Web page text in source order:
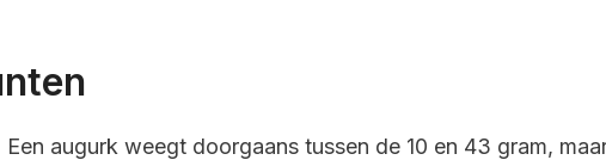
augurk weegt doorgaans tussen de 10 en 43 gram,